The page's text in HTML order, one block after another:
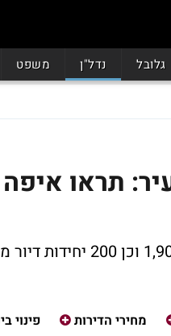
גלובל נדל"ן משפט
מחירי הדירות פינוי